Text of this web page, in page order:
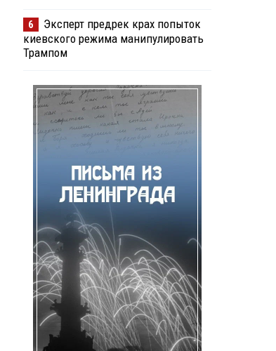
6
Эксперт предрек крах попыток
киевского режима манипулировать
Трампом